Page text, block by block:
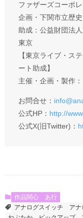
ファザーズコーポ
企画・下関市立歴
助成：公益財団法
東京
【東京ライブ・ス
ート助成】
主催・企画・製作
お問合せ：
公式HP： http://
公式X(旧Twitter)：
作品関心
あ行
アナログスイッチ
アナ